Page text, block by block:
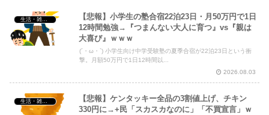
Powered by livedoor 相互RSS
生活・雑談・恋愛
【悲報】小学生の塾合宿22泊23日・月50万円で1日
12時間勉強→『つまんない大人に育つ』vs『親は
大喜び』ｗｗｗ
(´・ω・`) 小学生向け中学受験塾の夏季合宿が22泊23日という衝
撃。月額50万円で1日12時間以...
2026.08.03
生活・雑談・恋愛
【悲報】ケンタッキー全品の3割値上げ、チキン
330円に→+民「スカスカなのに」「不買宣言」ｗ